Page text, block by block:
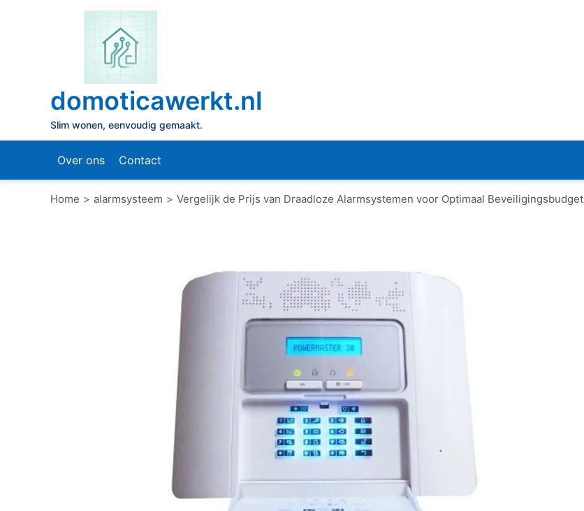
domoticawerkt.nl
Slim wonen, eenvoudig gemaakt.
Over ons Contact
Home alarmsysteem Vergelijk de Prijs van Draadloze Alarmsystemen voor Optimaal Beveiligingsbudget